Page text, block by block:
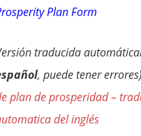
Plan Form
traducida
, puede tener
plan de prosperidad –
del inglés